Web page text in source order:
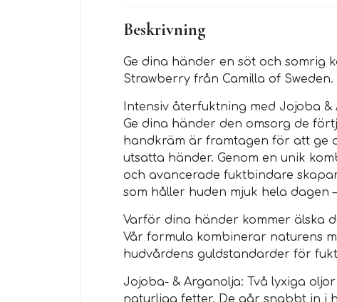
Beskrivning
Ge dina händer en söt och somrig
Strawberry från Camilla of Sweden.
Intensiv återfuktning med Jojoba &
Ge dina händer den omsorg de
handkräm är framtagen för att ge
utsatta händer. Genom en unik
och avancerade fuktbindare
som håller huden mjuk hela dagen
Varför dina händer kommer älska
Vår formula kombinerar naturens
hudvårdens guldstandarder för
Jojoba- & Arganolja: Två lyxiga
naturliga fetter. De går snabbt in i